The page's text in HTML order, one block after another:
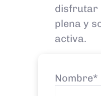
disfrutar
plena y
activa.
Nombre*